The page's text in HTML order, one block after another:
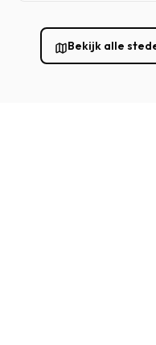
Bekijk alle